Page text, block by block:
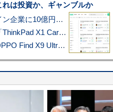
は投資か、ギャンブルか
アマゾン配送を支える物流大手、ステーブルコイン企業に10億円投資のワケ
あこがれの旗艦モバイルノートPC最新モデル=「ThinkPad X1 Carbon Gen 14 Aura Edition」実機レビュー
ハッセルブラッド搭載の頂上カメラ・スマホ「OPPO Find X9 Ultra」実写レビュー=プロが本気で徹底撮影しました!!